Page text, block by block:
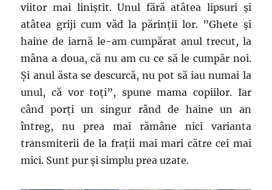
viitor mai liniștit. Unul fără atâtea lipsuri și
atâtea griji cum văd la părinții lor. ”Ghete și
haine de iarnă le-am cumpărat anul trecut, la
mâna a doua, că nu am cu ce să le cumpăr noi.
Și anul ăsta se descurcă, nu pot să iau numai la
unul, că vor toți”, spune mama copiilor. Iar
când porți un singur rând de haine un an
întreg, nu prea mai rămâne nici varianta
transmiterii de la frații mai mari către cei mai
mici. Sunt pur și simplu prea uzate.